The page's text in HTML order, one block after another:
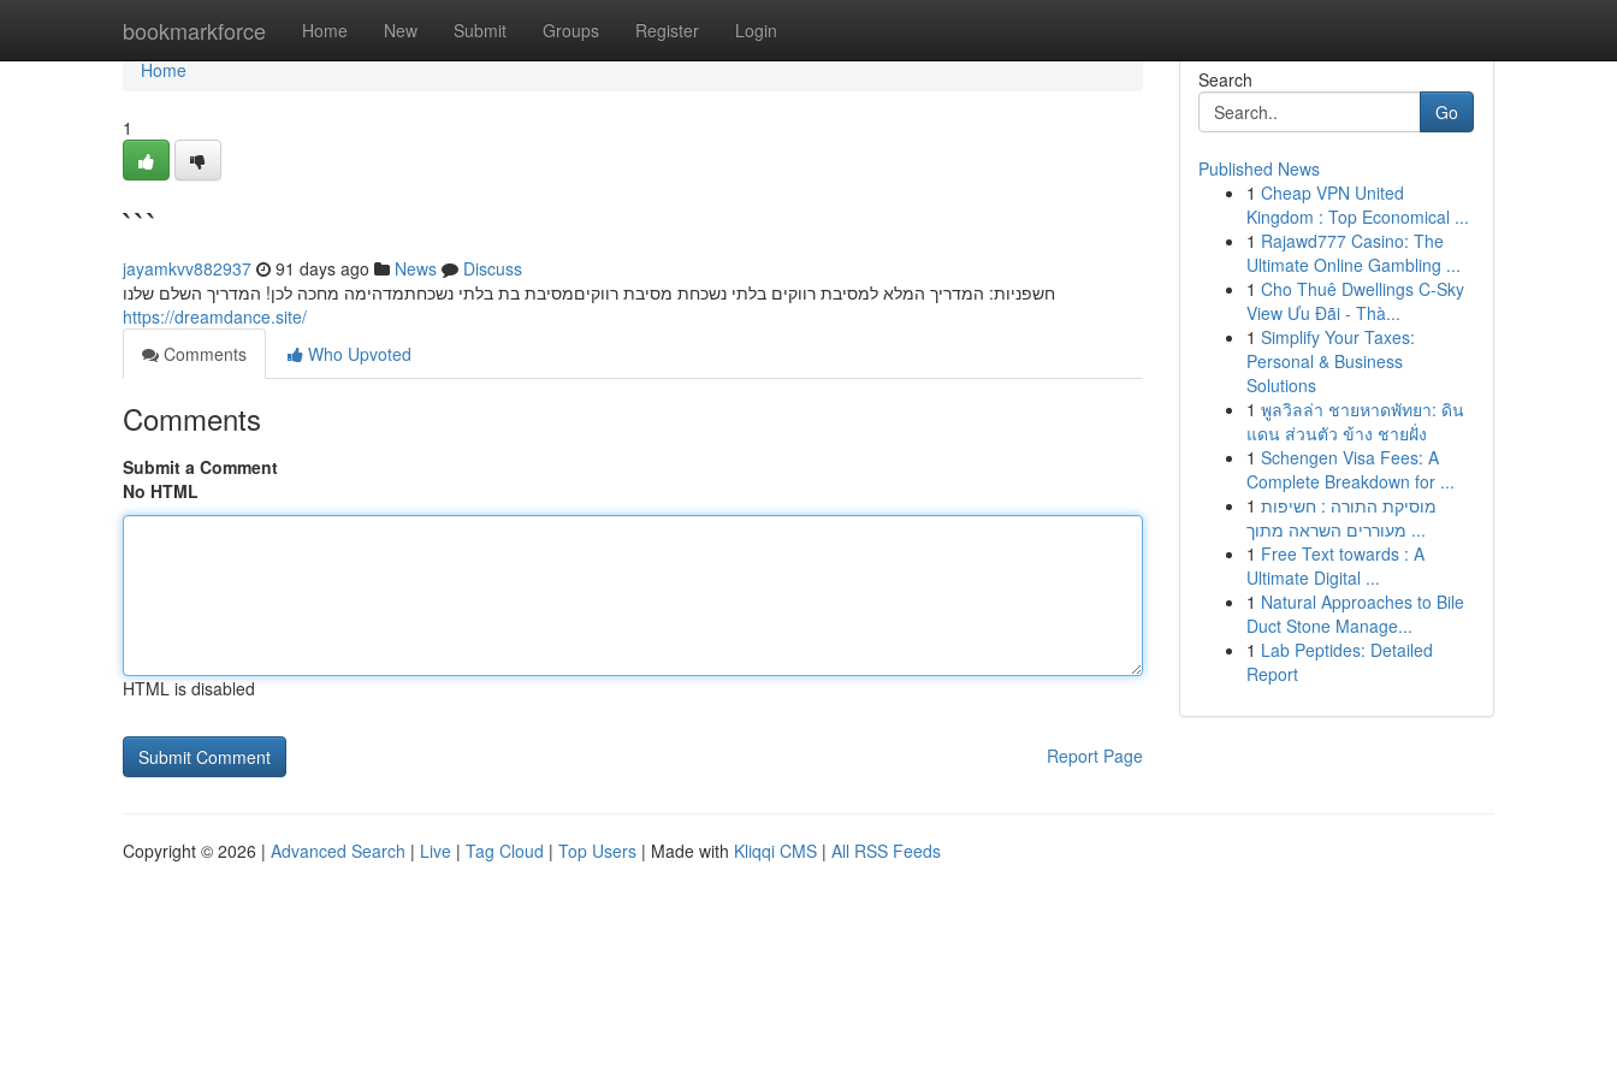
bookmarkforce Home New Submit Groups Register Login
Home
Home
1
```
jayamkvv882937 91 days ago News
Discuss
חשפניות: המדריך המלא למסיבת רווקים בלתי נשכחת מסיבת רווקיםמסיבת בת בלתי נשכחתמדהימה מחכה לכן! המדריך השלם שלנו
https://dreamdance.site/
Comments
Who Upvoted
Comments
Submit a Comment
No HTML
HTML is disabled
Report Page
Search
Go
Published News
1 Cheap VPN United
Kingdom : Top Economical ...
1 Rajawd777 Casino: The
Ultimate Online Gambling ...
1 Cho Thuê Dwellings C-Sky
View Ưu Đãi - Thà...
1 Simplify Your Taxes:
Personal & Business
Solutions
1 พูลวิลล่า ชายหาดพัทยา: ดิน
แดน ส่วนตัว ข้าง ชายฝั่ง
1 Schengen Visa Fees: A
Complete Breakdown for ...
1 מוסיקת התורה : חשיפות
מעוררים השראה מתוך ...
1 Free Text towards : A
Ultimate Digital ...
1 Natural Approaches to Bile
Duct Stone Manage...
1 Lab Peptides: Detailed
Report
Copyright © 2026 | Advanced Search | Live | Tag Cloud | Top Users | Made with Kliqqi CMS | All RSS Feeds